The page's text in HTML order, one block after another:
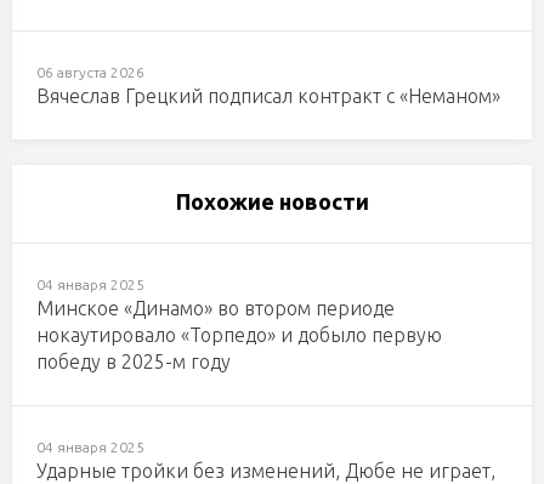
06 августа 2026
Вячеслав Грецкий подписал контракт с «Неманом»
Похожие новости
04 января 2025
Минское «Динамо» во втором периоде
нокаутировало «Торпедо» и добыло первую
победу в 2025-м году
04 января 2025
Ударные тройки без изменений, Дюбе не играет,